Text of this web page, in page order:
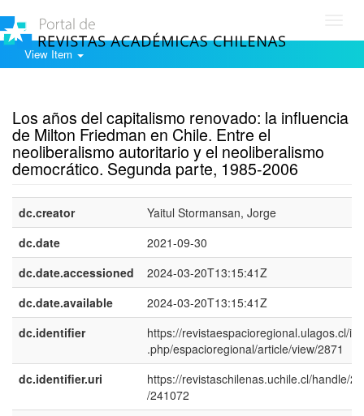
View Item
Los años del capitalismo renovado: la influencia
de Milton Friedman en Chile. Entre el
neoliberalismo autoritario y el neoliberalismo
democrático. Segunda parte, 1985-2006
dc.creator
Yaitul Stormansan, Jorge
dc.date
2021-09-30
dc.date.accessioned
2024-03-20T13:15:41Z
dc.date.available
2024-03-20T13:15:41Z
dc.identifier
https://revistaespacioregional.ulagos.cl/
.php/espacioregional/article/view/2871
dc.identifier.uri
https://revistaschilenas.uchile.cl/handle/
/241072